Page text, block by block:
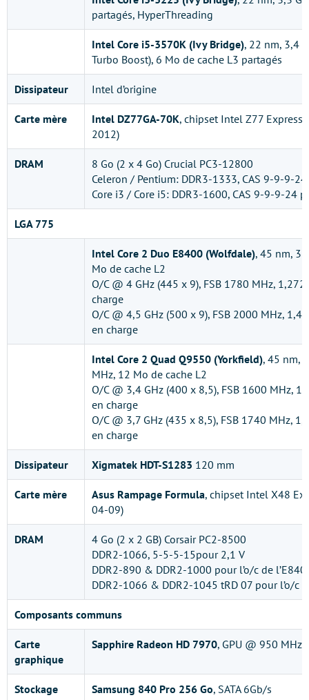
partagés, HyperThreading
Intel Core i5-3570K (Ivy Bridge), 22 nm, 3,4
Turbo Boost), 6 Mo de cache L3 partagés
Dissipateur Intel d’origine
Carte mère Intel DZ77GA-70K, chipset Intel Z77
2012)
DRAM
8 Go (2 x 4 Go) Crucial PC3-12800
Celeron / Pentium: DDR3-1333, CAS 9-9-9-
Core i3 / Core i5: DDR3-1600, CAS 9-9-9-24
LGA 775
Intel Core 2 Duo E8400 (Wolfdale), 45 nm, 3
Mo de cache L2
O/C @ 4 GHz (445 x 9), FSB 1780 MHz,
charge
O/C @ 4,5 GHz (500 x 9), FSB 2000 MHz,
en charge
Intel Core 2 Quad Q9550 (Yorkfield), 45 nm,
MHz, 12 Mo de cache L2
O/C @ 3,4 GHz (400 x 8,5), FSB 1600 MHz,
en charge
O/C @ 3,7 GHz (435 x 8,5), FSB 1740 MHz,
en charge
Dissipateur Xigmatek HDT-S1283 120 mm
Carte mère Asus Rampage Formula, chipset Intel X48
04-09)
DRAM
4 Go (2 x 2 GB) Corsair PC2-8500
DDR2-1066, 5-5-5-15pour 2,1 V
DDR2-890 & DDR2-1000 pour l’o/c de
DDR2-1066 & DDR2-1045 tRD 07 pour l’o/c
Composants communs
Carte
graphique
Sapphire Radeon HD 7970, GPU @ 950 MHz,
Stockage Samsung 840 Pro 256 Go, SATA 6Gb/s